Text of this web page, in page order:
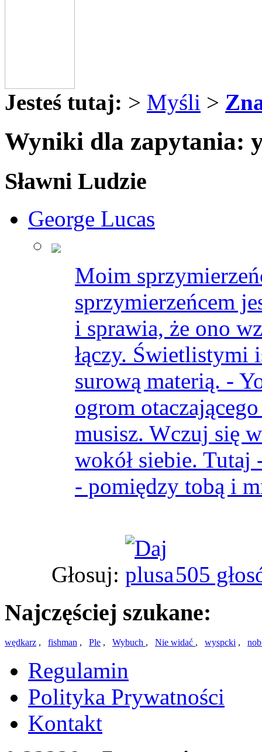
Jesteś tutaj: > Myśli >
Wyniki dla zapytania:
Sławni Ludzie
George Lucas
Moim
sprzymierzeńcem
i sprawia, że ono
łączy. Świetlistymi
surową materią. -
ogrom
musisz. Wczuj się
wokół siebie. Tutaj
- pomiędzy tobą i
Głosuj: 505
Najczęściej szukane:
wędkarz , fishman , Ple , Wybuch , Nie widać , wyspcki ,
Regulamin
Polityka Prywatności
Kontakt